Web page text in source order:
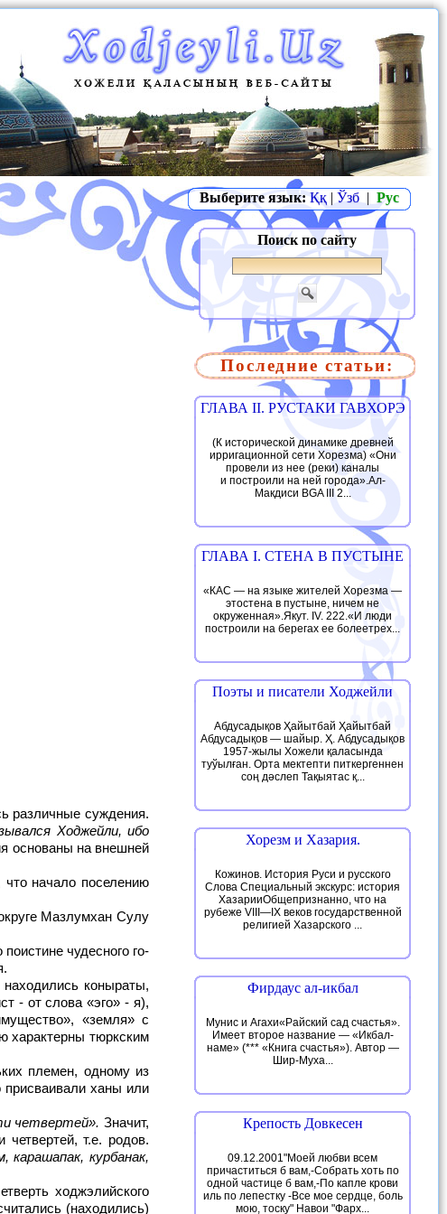
Выберите язык: Ққ | Ўзб | Рус
Ходжейли, ибо
основаны на внешней
- от слова «эго» - я),
«земля» с
характерны тюркским
племен, одному из
присваивали ханы или
четвертей».Значит,
т.е. родов.
курбанак,
(находились)
Поиск по сайту
Последние статьи:
ГЛАВА II. РУСТАКИ ГАВХОРЭ
(К исторической динамике древней
ирригационной сети Хорезма) «Они
провели из нее (реки) каналы
и построили на ней города».Ал-
Макдиси BGA III 2...
ГЛАВА I. СТЕНА В ПУСТЫНЕ
«КАС — на языке жителей Хорезма —
этостена в пустыне, ничем не
окруженная».Якут. IV. 222.«И люди
построили на берегах ее болеетрех...
Поэты и писатели Ходжейли
Абдусадықов Ҳайытбай Ҳайытбай
Абдусадықов — шайыр. Ҳ. Абдусадықов
1957-жылы Хожели қаласында
туўылған. Орта мектепти питкергеннен
соң дәслеп Тақыятас қ...
Хорезм и Хазария.
Кожинов. История Руси и русского
Слова Специальный экскурс: история
ХазарииОбщепризнанно, что на
рубеже VIII—IX веков государственной
религией Хазарского ...
Фирдаус ал-икбал
Мунис и Агахи«Райский сад счастья».
Имеет второе название — «Икбал-
наме» (*** «Книга счастья»). Автор —
Шир-Муха...
Крепость Довкесен
09.12.2001"Моей любви всем
причаститься б вам,-Собрать хоть по
одной частице б вам,-По капле крови
иль по лепестку -Все мое сердце, боль
мою, тоску" Навои "Фарх...